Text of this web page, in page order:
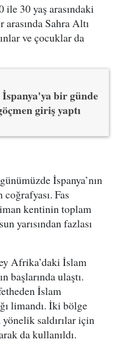
ile 30 yaş arasındaki
Sahra Altı
ve çocuklar da
bir günde
giriş yaptı
İspanya’nın
Fas
kentinin toplam
yarısından fazlası
Afrika’daki İslam
başlarında ulaştı.
İslam
limandı. İki bölge
yönelik saldırılar için
da kullanıldı.